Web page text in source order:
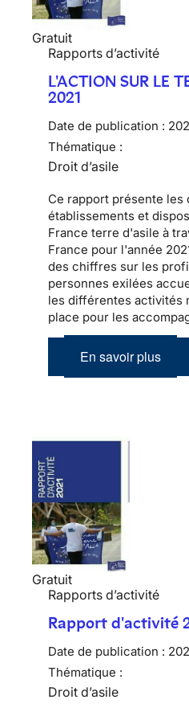
Gratuit
Rapports d’activité
L'ACTION SUR LE
2021
Date de publication :
Thématique :
Droit d’asile
Ce rapport présente les
établissements et
France terre d'asile à
France pour l'année
des chiffres sur les
personnes exilées
les différentes activités
place pour les
En savoir plus
Gratuit
Rapports d’activité
Rapport d'activité
Date de publication :
Thématique :
Droit d’asile